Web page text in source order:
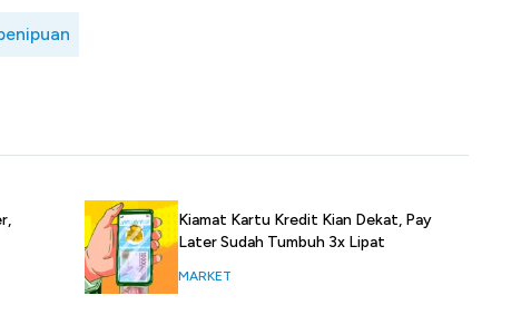
Kiamat Kartu Kredit Kian Dekat, Pay
Later Sudah Tumbuh 3x Lipat
MARKET